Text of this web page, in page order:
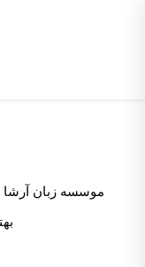
موسسه زبان آرشا